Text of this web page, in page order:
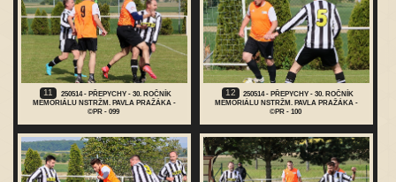
11
250514 - PŘEPYCHY - 30. ROČNÍK
MEMORIÁLU NSTRŽM. PAVLA PRAŽÁKA -
©PR - 099
12
250514 - PŘEPYCHY - 30. ROČNÍK
MEMORIÁLU NSTRŽM. PAVLA PRAŽÁKA -
©PR - 100